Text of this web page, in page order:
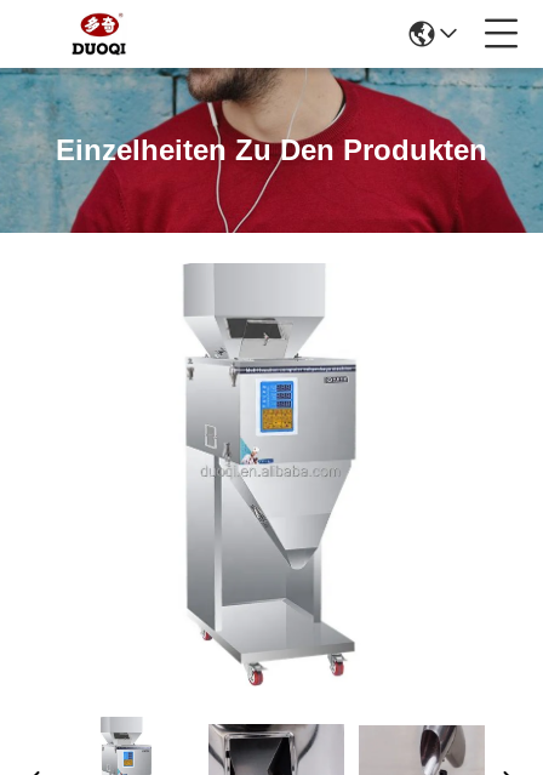
Einzelheiten Zu Den Produkten